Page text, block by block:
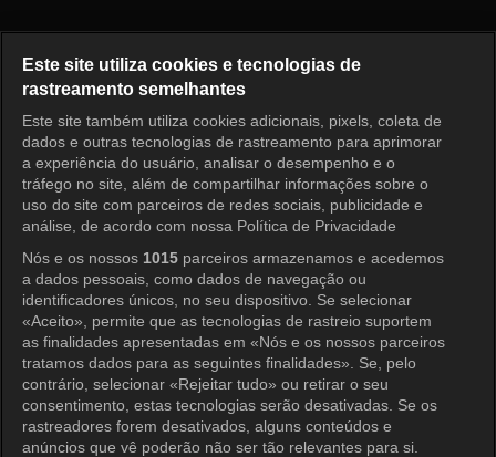
Entrar
Este site utiliza cookies e tecnologias de
rastreamento semelhantes
Este site também utiliza cookies adicionais, pixels, coleta de
dados e outras tecnologias de rastreamento para aprimorar
a experiência do usuário, analisar o desempenho e o
tráfego no site, além de compartilhar informações sobre o
uso do site com parceiros de redes sociais, publicidade e
análise, de acordo com nossa Política de Privacidade
Nós e os nossos 1015 parceiros armazenamos e acedemos
a dados pessoais, como dados de navegação ou
identificadores únicos, no seu dispositivo. Se selecionar
«Aceito», permite que as tecnologias de rastreio suportem
as finalidades apresentadas em «Nós e os nossos parceiros
tratamos dados para as seguintes finalidades». Se, pelo
contrário, selecionar «Rejeitar tudo» ou retirar o seu
consentimento, estas tecnologias serão desativadas. Se os
rastreadores forem desativados, alguns conteúdos e
anúncios que vê poderão não ser tão relevantes para si.